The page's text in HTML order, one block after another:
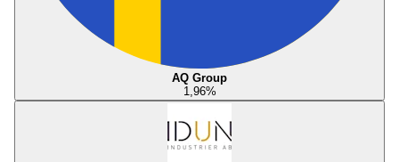
AQ Group
1,96%